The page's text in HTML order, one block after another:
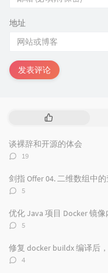
地址
发表评论
热
文
章
谈裸辞和开源的体会
评
数：
19
剑指 Offer 04. 二维数组中
评
数：
5
优化 Java 项目 Docker 镜像
评
数：
5
修复 docker buildx 编译后
评
4